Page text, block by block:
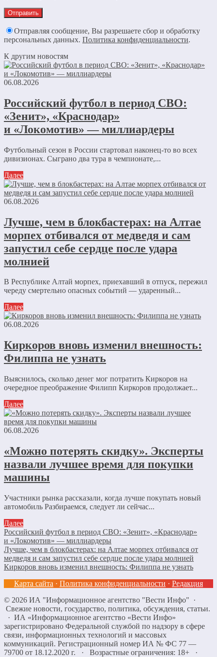
Отправляя сообщение, Вы разрешаете сбор и обработку
персональных данных. Политика конфиденциальности.
К другим новостям
06.08.2026
Российский футбол в период СВО:
«Зенит», «Краснодар»
и «Локомотив» — миллиардеры
Футбольный сезон в России стартовал наконец-то во всех
дивизионах. Сыграно два тура в чемпионате,...
Далее
06.08.2026
Лучше, чем в блокбастерах: на Алтае
морпех отбивался от медведя и сам
запустил себе сердце после удара
молнией
В Республике Алтай морпех, приехавший в отпуск, пережил
череду смертельно опасных событий — ударенный...
Далее
06.08.2026
Киркоров вновь изменил внешность:
Филиппа не узнать
Выяснилось, сколько денег мог потратить Киркоров на
очередное преображение Филипп Киркоров продолжает...
Далее
06.08.2026
«Можно потерять скидку». Эксперты
назвали лучшее время для покупки
машины
Участники рынка рассказали, когда лучше покупать новый
автомобиль Разбираемся, следует ли сейчас...
Далее
Российский футбол в период СВО: «Зенит», «Краснодар»
и «Локомотив» — миллиардеры
Лучше, чем в блокбастерах: на Алтае морпех отбивался от
медведя и сам запустил себе сердце после удара молнией
Киркоров вновь изменил внешность: Филиппа не узнать
Карта сайта · Политика конфиденциальности · Редакция
© 2026 ИА "Информационное агентство "Вести Инфо" ·
Свежие новости, государство, политика, обсуждения, статьи.
· ИА «Информационное агентство «Вести Инфо»
зарегистрировано Федеральной службой по надзору в сфере
связи, информационных технологий и массовых
коммуникаций. Регистрационный номер ИА № ФС 77 —
79700 от 18.12.2020 г. · Возрастные ограничения: 18+
·